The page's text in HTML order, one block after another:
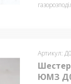
Артикул:
ЮМЗ